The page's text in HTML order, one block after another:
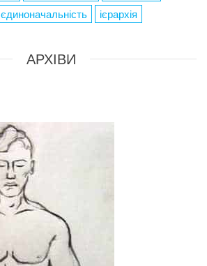
єдиноначальність ієрархія
АРХІВИ